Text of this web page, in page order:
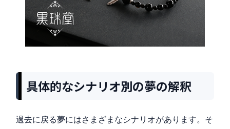
具体的なシナリオ別の夢の解釈
過去に戻る夢にはさまざまなシナリオがあります。そ